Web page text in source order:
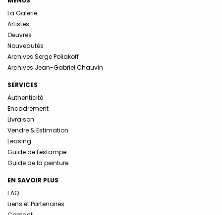
La Galerie
Artistes
Oeuvres
Nouveautés
Archives Serge Poliakoff
Archives Jean-Gabriel Chauvin
SERVICES
Authenticité
Encadrement
Livraison
Vendre & Estimation
Leasing
Guide de l'estampe
Guide de la peinture
EN SAVOIR PLUS
FAQ
Liens et Partenaires